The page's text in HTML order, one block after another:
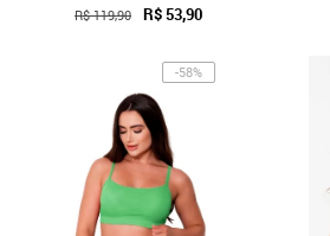
R$ 119,90 R$ 53,90
-58%